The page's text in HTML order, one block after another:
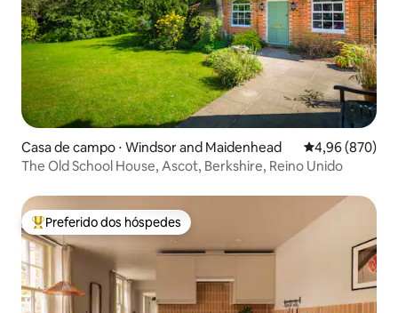
Casa de campo ⋅ Windsor and Maidenhead 4,96 de uma
4,96 (870)
The Old School House, Ascot, Berkshire, Reino Unido
Entre os melhores preferidos dos hóspedes
Preferido dos hóspedes